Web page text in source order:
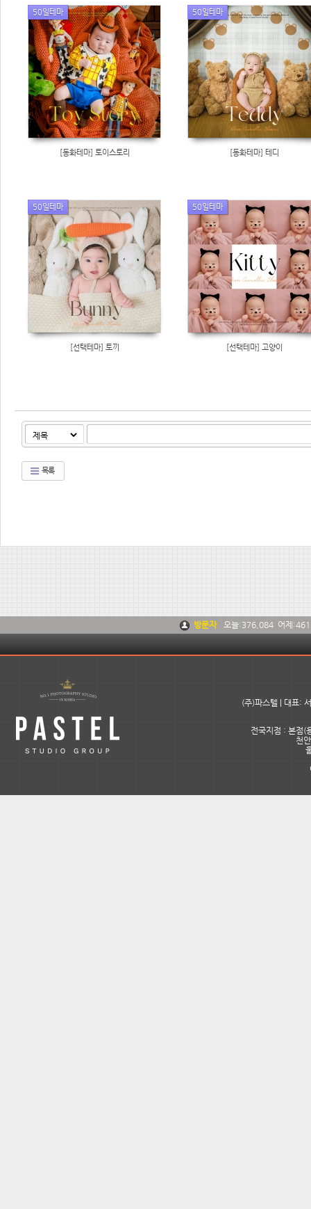
50일테마
[동화테마] 토이스토리
50일테마
[동화테마] 테디
50일테마
[선택테마] 토끼
50일테마
[선택테마] 고양이
목록
방문자 오늘:376,084 어제:
(주)파스텔 | 대표:
전국지점 : 본점(
천